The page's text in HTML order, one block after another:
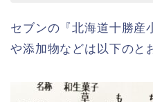
セブンの『北海道十勝産
や添加物などは以下のと